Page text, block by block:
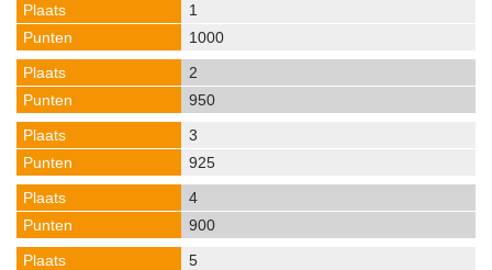
1
1000
2
950
3
925
4
900
5